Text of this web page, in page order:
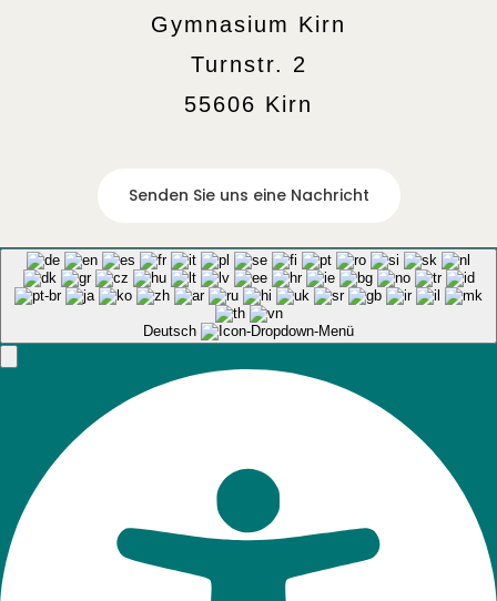
Gymnasium Kirn
Turnstr. 2
55606 Kirn
Senden Sie uns eine Nachricht
Deutsch